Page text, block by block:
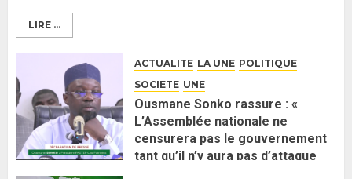
LIRE ...
ACTUALITE LA UNE POLITIQUE
SOCIETE UNE
Ousmane Sonko rassure : «
L’Assemblée nationale ne
censurera pas le gouvernement
tant qu’il n’y aura pas d’attaque